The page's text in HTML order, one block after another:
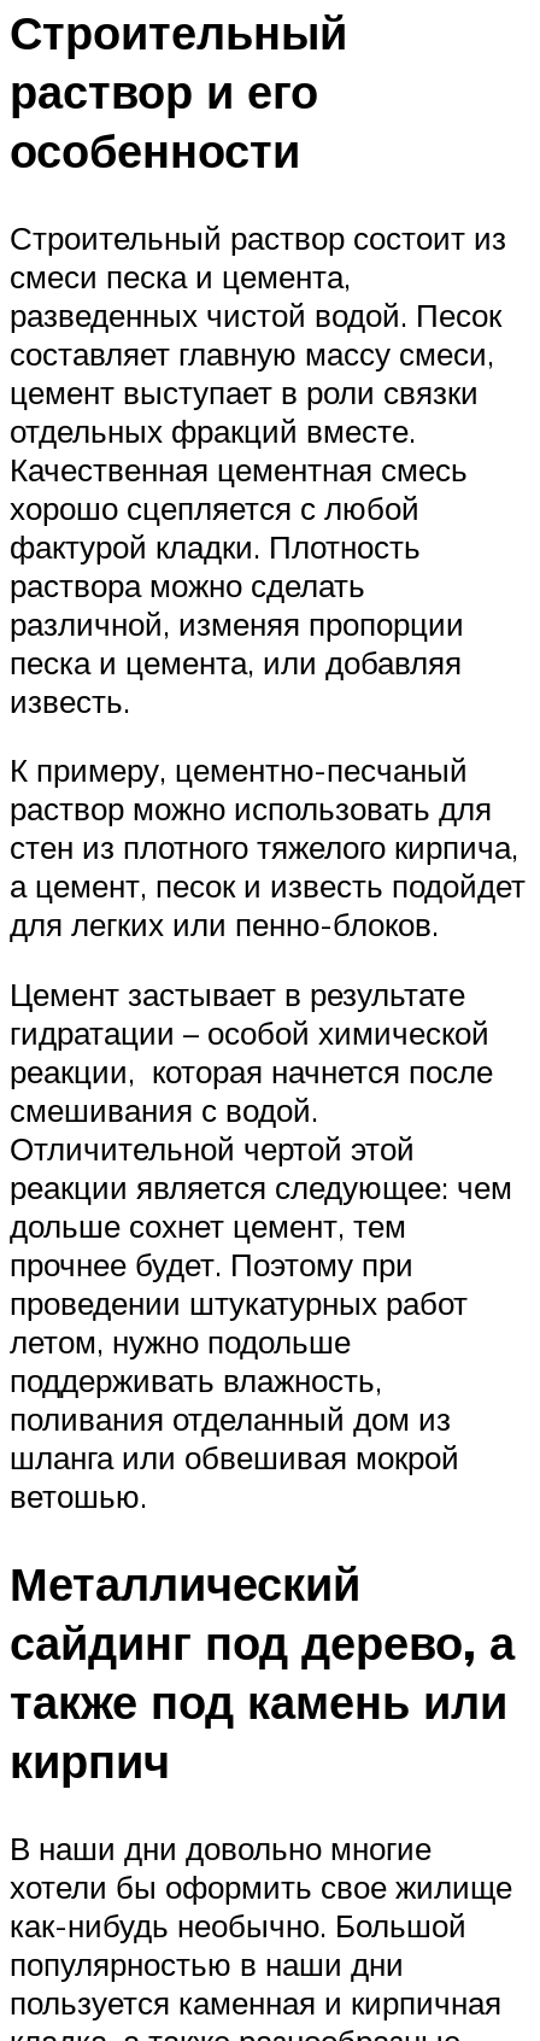
Строительный
раствор и его
особенности
Строительный раствор состоит из
смеси песка и цемента,
разведенных чистой водой. Песок
составляет главную массу смеси,
цемент выступает в роли связки
отдельных фракций вместе.
Качественная цементная смесь
хорошо сцепляется с любой
фактурой кладки. Плотность
раствора можно сделать
различной, изменяя пропорции
песка и цемента, или добавляя
известь.
К примеру, цементно-песчаный
раствор можно использовать для
стен из плотного тяжелого кирпича,
а цемент, песок и известь подойдет
для легких или пенно-блоков.
Цемент застывает в результате
гидратации – особой химической
реакции, которая начнется после
смешивания с водой.
Отличительной чертой этой
реакции является следующее: чем
дольше сохнет цемент, тем
прочнее будет. Поэтому при
проведении штукатурных работ
летом, нужно подольше
поддерживать влажность,
поливания отделанный дом из
шланга или обвешивая мокрой
ветошью.
Металлический
сайдинг под дерево, а
также под камень или
кирпич
В наши дни довольно многие
хотели бы оформить свое жилище
как-нибудь необычно. Большой
популярностью в наши дни
пользуется каменная и кирпичная